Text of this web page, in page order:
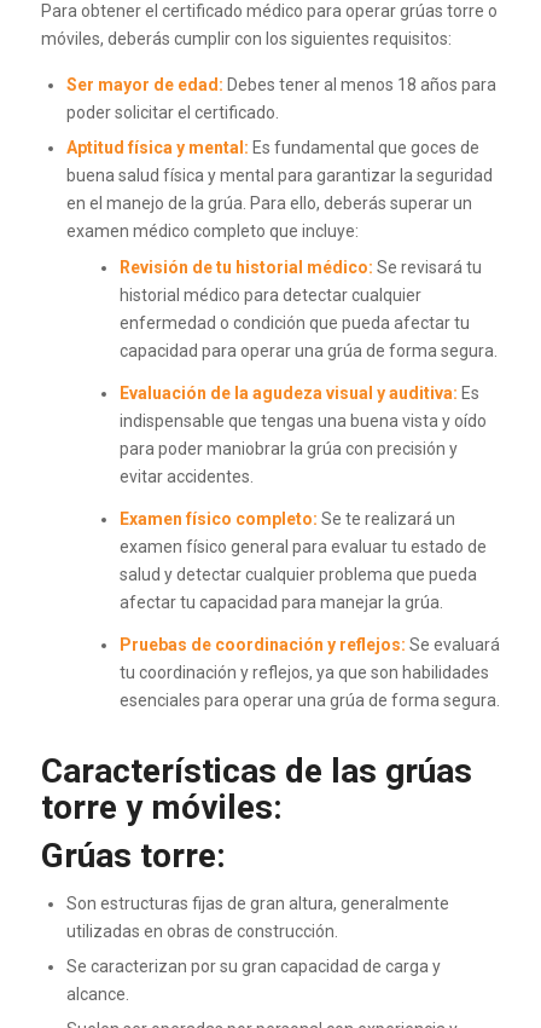
Para obtener el certificado médico para operar grúas torre o
móviles, deberás cumplir con los siguientes requisitos:
Ser mayor de edad: Debes tener al menos 18 años para
poder solicitar el certificado.
Aptitud física y mental: Es fundamental que goces de
buena salud física y mental para garantizar la seguridad
en el manejo de la grúa. Para ello, deberás superar un
examen médico completo que incluye:
Revisión de tu historial médico: Se revisará tu
historial médico para detectar cualquier
enfermedad o condición que pueda afectar tu
capacidad para operar una grúa de forma segura.
Evaluación de la agudeza visual y auditiva: Es
indispensable que tengas una buena vista y oído
para poder maniobrar la grúa con precisión y
evitar accidentes.
Examen físico completo: Se te realizará un
examen físico general para evaluar tu estado de
salud y detectar cualquier problema que pueda
afectar tu capacidad para manejar la grúa.
Pruebas de coordinación y reflejos: Se evaluará
tu coordinación y reflejos, ya que son habilidades
esenciales para operar una grúa de forma segura.
Características de las grúas
torre y móviles:
Grúas torre:
Son estructuras fijas de gran altura, generalmente
utilizadas en obras de construcción.
Se caracterizan por su gran capacidad de carga y
alcance.